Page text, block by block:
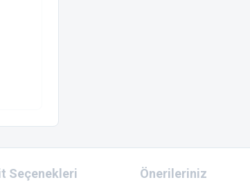
Seçenekleri Önerileriniz